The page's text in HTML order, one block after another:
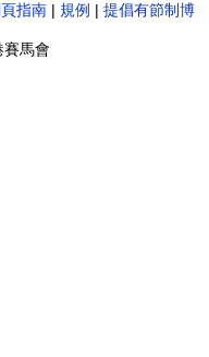
指南 | 規例 | 提倡有節制博
馬會